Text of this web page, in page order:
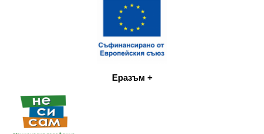
Еразъм +